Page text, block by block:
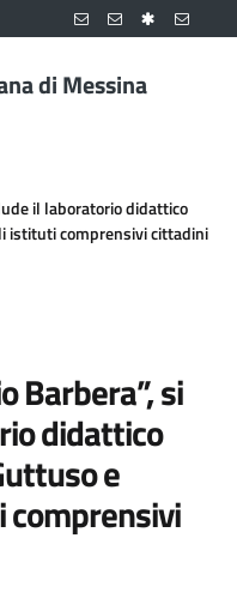
di Messina
il laboratorio didattico
istituti comprensivi cittadini
Barbera”, si
didattico
e